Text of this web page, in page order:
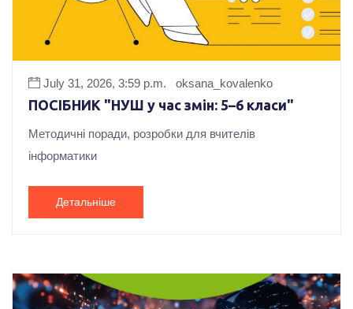
July 31, 2026, 3:59 p.m. oksana_kovalenko
ПОСІБНИК "НУШ у час змін: 5–6 класи"
Методичні поради, розробки для вчителів
інформатики
Детальніше